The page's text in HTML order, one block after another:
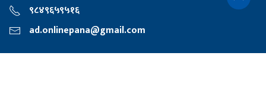
९८४९६५९५१६
ad.onlinepana@gmail.com